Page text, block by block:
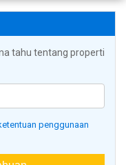
tahu tentang properti
penggunaan